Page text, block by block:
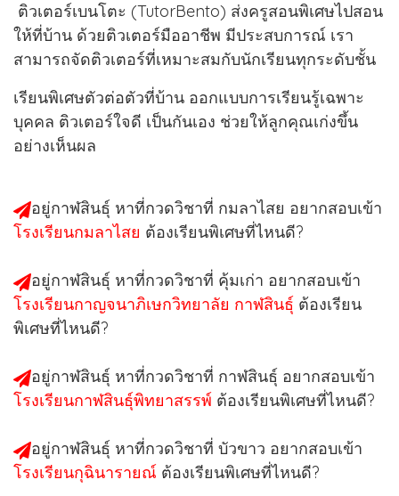
ติวเตอร์เบนโตะ (TutorBento) ส่งครูสอนพิเศษไปสอน
ให้ที่บ้าน ด้วยติวเตอร์มืออาชีพ มีประสบการณ์ เรา
สามารถจัดติวเตอร์ที่เหมาะสมกับนักเรียนทุกระดับชั้น
เรียนพิเศษตัวต่อตัวที่บ้าน ออกแบบการเรียนรู้เฉพาะ
บุคคล ติวเตอร์ใจดี เป็นกันเอง ช่วยให้ลูกคุณเก่งขึ้น
อย่างเห็นผล
อยู่กาฬสินธุ์ หาที่กวดวิชาที่ กมลาไสย อยากสอบเข้า
โรงเรียนกมลาไสย ต้องเรียนพิเศษที่ไหนดี?
อยู่กาฬสินธุ์ หาที่กวดวิชาที่ คุ้มเก่า อยากสอบเข้า
โรงเรียนกาญจนาภิเษกวิทยาลัย กาฬสินธุ์ ต้องเรียน
พิเศษที่ไหนดี?
อยู่กาฬสินธุ์ หาที่กวดวิชาที่ กาฬสินธุ์ อยากสอบเข้า
โรงเรียนกาฬสินธุ์พิทยาสรรพ์ ต้องเรียนพิเศษที่ไหนดี?
อยู่กาฬสินธุ์ หาที่กวดวิชาที่ บัวขาว อยากสอบเข้า
โรงเรียนกุฉินารายณ์ ต้องเรียนพิเศษที่ไหนดี?